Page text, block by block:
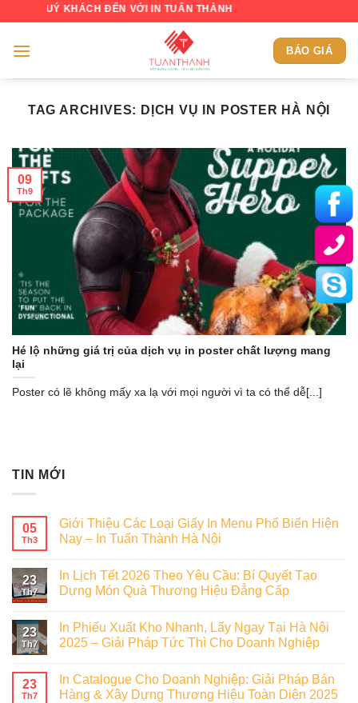
content
QUÝ KHÁCH ĐẾN VỚI IN TUẤN THÀNH
BÁO GIÁ
TAG ARCHIVES: DỊCH VỤ IN POSTER HÀ NỘI
Hé lộ những giá trị của dịch vụ in poster chất lượng mang
lại
Poster có lẽ không mấy xa lạ với mọi người vì ta có thể dễ[...]
09
Th9
TIN MỚI
05
Th3
Giới Thiệu Các Loại Giấy In Menu Phổ Biến Hiện
Nay – In Tuấn Thành Hà Nội
23
Th7
In Lịch Tết 2026 Theo Yêu Cầu: Bí Quyết Tạo
Dựng Món Quà Thương Hiệu Đẳng Cấp
23
Th7
In Phiếu Xuất Kho Nhanh, Lấy Ngay Tại Hà Nội
2025 – Giải Pháp Tức Thì Cho Doanh Nghiệp
23
Th7
In Catalogue Cho Doanh Nghiệp: Giải Pháp Bán
Hàng & Xây Dựng Thương Hiệu Toàn Diện 2025